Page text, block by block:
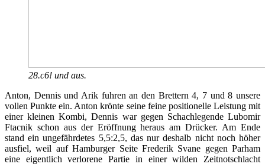
28.c6! und aus.
Anton, Dennis und Arik fuhren an den Brettern 4, 7 und 8 unsere
vollen Punkte ein. Anton krönte seine feine positionelle Leistung mit
einer kleinen Kombi, Dennis war gegen Schachlegende Lubomir
Ftacnik schon aus der Eröffnung heraus am Drücker. Am Ende
stand ein ungefährdetes 5,5:2,5, das nur deshalb nicht noch höher
ausfiel, weil auf Hamburger Seite Frederik Svane gegen Parham
eine eigentlich verlorene Partie in einer wilden Zeitnotschlacht